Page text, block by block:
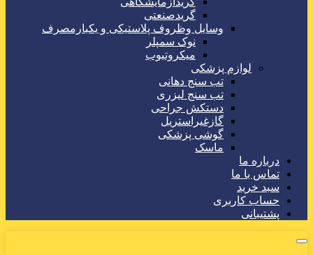
گریدصنعتی
وسایل وظروف پلاستیکی و یکبارمصرف
نوک سمپلر
میکروتیوب
لوازم پزشکی
تب سنج دهانی
تب سنج لیزری
دستکش جراحی
گازغیراستریل
گوشی پزشکی
ماسک
درباره ما
تماس با ما
سبد خرید
حساب کاربری
پشتیبانی